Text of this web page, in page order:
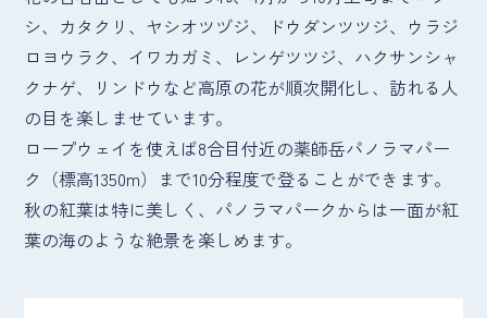
シ、カタクリ、ヤシオツヅジ、ドウダンツツジ、ウラジ
ロヨウラク、イワカガミ、レンゲツツジ、ハクサンシャ
クナゲ、リンドウなど高原の花が順次開化し、訪れる人
の目を楽しませています。
ロープウェイを使えば8合目付近の薬師岳パノラマパー
ク（標高1350m）まで10分程度で登ることができます。
秋の紅葉は特に美しく、パノラマパークからは一面が紅
葉の海のような絶景を楽しめます。